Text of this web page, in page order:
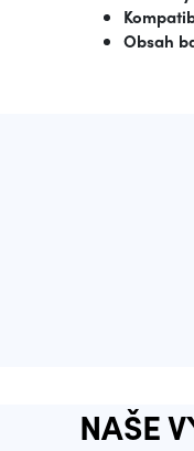
Obsah
NAŠE